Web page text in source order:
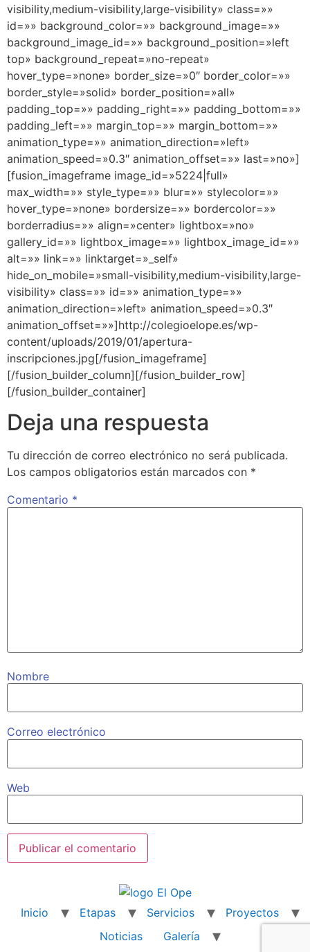
visibility,medium-visibility,large-visibility» class=»»
id=»» background_color=»» background_image=»»
background_image_id=»» background_position=»left
top» background_repeat=»no-repeat»
hover_type=»none» border_size=»0″ border_color=»»
border_style=»solid» border_position=»all»
padding_top=»» padding_right=»» padding_bottom=»»
padding_left=»» margin_top=»» margin_bottom=»»
animation_type=»» animation_direction=»left»
animation_speed=»0.3″ animation_offset=»» last=»no»]
[fusion_imageframe image_id=»5224|full»
max_width=»» style_type=»» blur=»» stylecolor=»»
hover_type=»none» bordersize=»» bordercolor=»»
borderradius=»» align=»center» lightbox=»no»
gallery_id=»» lightbox_image=»» lightbox_image_id=»»
alt=»» link=»» linktarget=»_self»
hide_on_mobile=»small-visibility,medium-visibility,large-
visibility» class=»» id=»» animation_type=»»
animation_direction=»left» animation_speed=»0.3″
animation_offset=»»]http://colegioelope.es/wp-
content/uploads/2019/01/apertura-
inscripciones.jpg[/fusion_imageframe]
[/fusion_builder_column][/fusion_builder_row]
[/fusion_builder_container]
Deja una respuesta
Tu dirección de correo electrónico no será publicada.
Los campos obligatorios están marcados con *
Comentario *
Nombre
Correo electrónico
Web
Inicio Etapas Servicios
Proyectos
Noticias
Galería